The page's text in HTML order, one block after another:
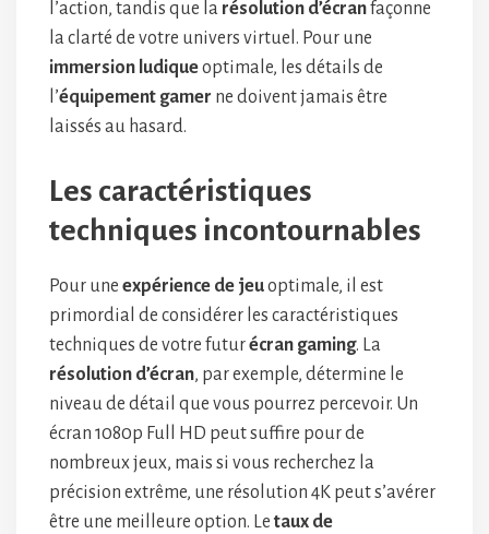
l’action, tandis que la résolution d’écranfaçonne
la clarté de votre univers virtuel. Pour une
immersion ludiqueoptimale, les détails de
l’équipement gamer ne doivent jamais être
laissés au hasard.
Les caractéristiques
techniques incontournables
Pour une expérience de jeuoptimale, il est
primordial de considérer les caractéristiques
techniques de votre futurécran gaming. La
résolution d’écran, par exemple, détermine le
niveau de détail que vous pourrez percevoir. Un
écran 1080p Full HD peut suffire pour de
nombreux jeux, mais si vous recherchez la
précision extrême, une résolution 4K peut s’avérer
être une meilleure option. Le taux de